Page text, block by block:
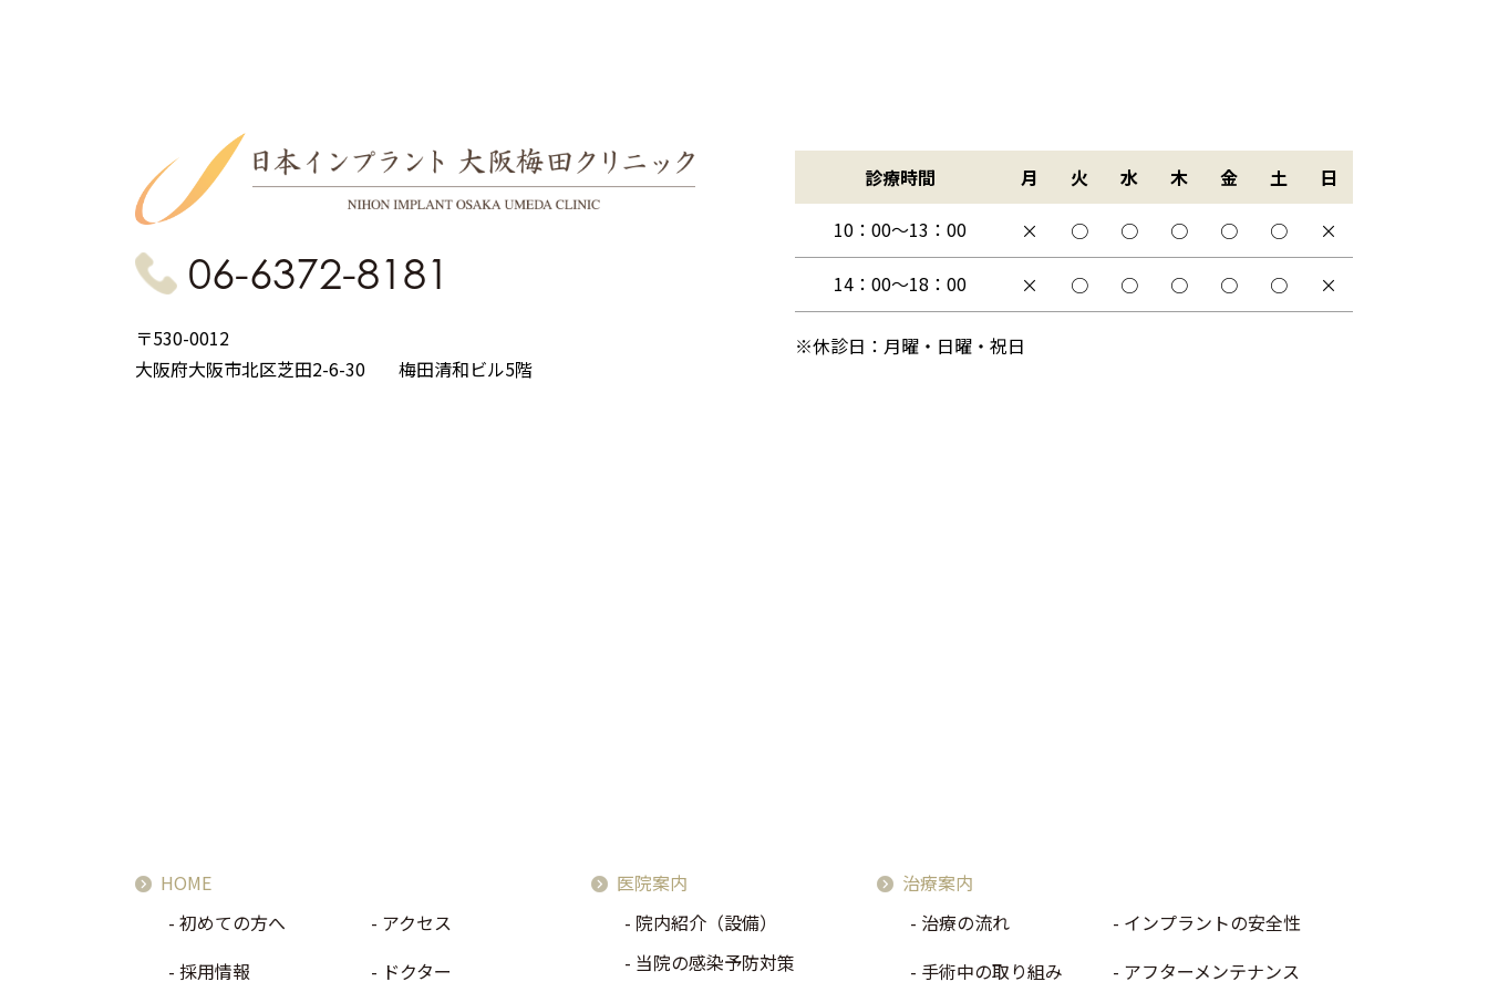
06-6372-8181
〒530-0012
大阪府大阪市北区芝田2-6-30
梅田清和ビル5階
診療時間 月 火 水 木 金 土
日
10：00～13：00 × ○ ○ ○ ○ ○
×
14：00～18：00 × ○ ○ ○ ○ ○ ×
※休診日：月曜・日曜・祝日
HOME
初めての方へ
アクセス
採用情報
ドクター
医院案内
院内紹介（設備）
当院の感染予防対策
治療案内
治療の流れ
インプラントの安全性
手術中の取り組み
アフターメンテナンス